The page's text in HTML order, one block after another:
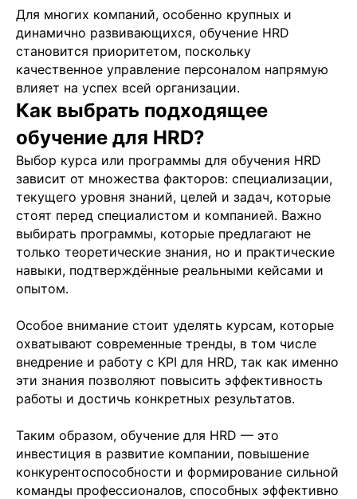
Для многих компаний, особенно крупных и
динамично развивающихся, обучение HRD
становится приоритетом, поскольку
качественное управление персоналом напрямую
влияет на успех всей организации.
Как выбрать подходящее
обучение для HRD?
Выбор курса или программы для обучения HRD
зависит от множества факторов: специализации,
текущего уровня знаний, целей и задач, которые
стоят перед специалистом и компанией. Важно
выбирать программы, которые предлагают не
только теоретические знания, но и практические
навыки, подтверждённые реальными кейсами и
опытом.
Особое внимание стоит уделять курсам, которые
охватывают современные тренды, в том числе
внедрение и работу с KPI для HRD, так как именно
эти знания позволяют повысить эффективность
работы и достичь конкретных результатов.
Таким образом, обучение для HRD — это
инвестиция в развитие компании, повышение
конкурентоспособности и формирование сильной
команды профессионалов, способных эффективно
Подобрать специалиста?
Отправить заявку
Мы направим вам коммерческое
Заполняя данную форму, вы даете
Согласие на
обработку Персональных данныхи соглашаетесь с
Политикой в отношении обработки персональных
данных